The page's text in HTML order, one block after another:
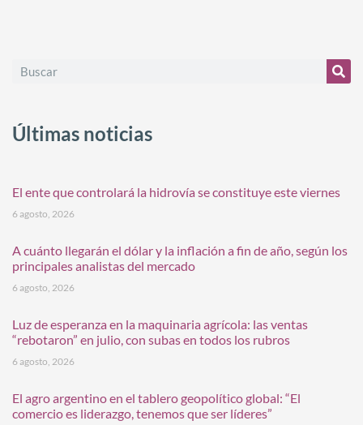
Últimas noticias
El ente que controlará la hidrovía se constituye este viernes
6 agosto, 2026
A cuánto llegarán el dólar y la inflación a fin de año, según los
principales analistas del mercado
6 agosto, 2026
Luz de esperanza en la maquinaria agrícola: las ventas
“rebotaron” en julio, con subas en todos los rubros
6 agosto, 2026
El agro argentino en el tablero geopolítico global: “El
comercio es liderazgo, tenemos que ser líderes”